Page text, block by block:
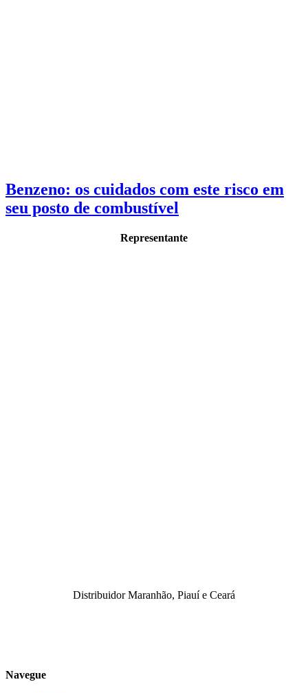
Benzeno: os cuidados com este risco em
seu posto de combustível
Representante
Distribuidor Maranhão, Piauí e Ceará
Navegue